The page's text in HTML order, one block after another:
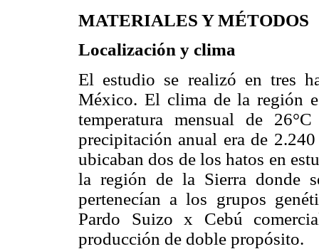
MATERIALES Y MÉTODOS
Localización y clima
El estudio se realizó en tres
México. El clima de la región
temperatura mensual de
precipitación anual era de
ubicaban dos de los hatos en
la región de la Sierra donde
pertenecían a los grupos
Pardo Suizo x Cebú
producción de doble propósito.